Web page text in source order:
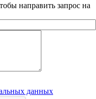
направить запрос на
данных